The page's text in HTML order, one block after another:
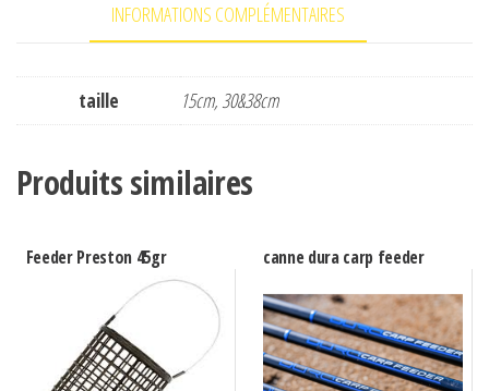
bas
INFORMATIONS COMPLÉMENTAIRES
taille 15cm, 30&38cm
Produits similaires
Feeder Preston 45gr canne dura carp feeder